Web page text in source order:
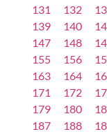
131
132
139
140
147
148
155
156
163
164
171
172
179
180
187
188